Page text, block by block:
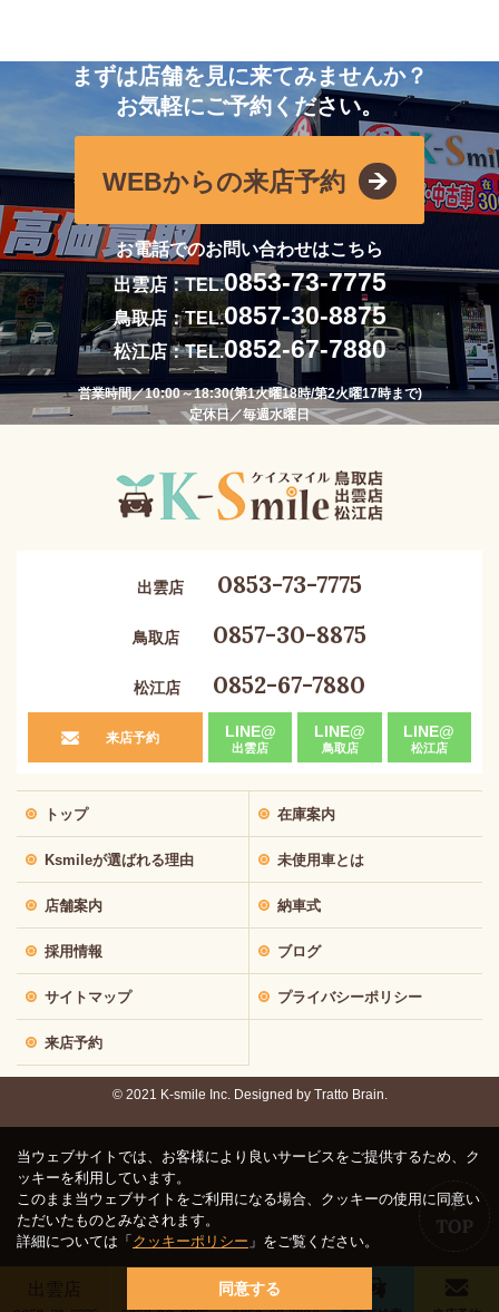
まずは店舗を見に来てみませんか？
お気軽にご予約ください。
WEBからの来店予約
お電話でのお問い合わせはこちら
出雲店：TEL.0853-73-7775
鳥取店：TEL.0857-30-8875
松江店：TEL.0852-67-7880
営業時間／10:00～18:30(第1火曜18時/第2火曜17時まで)
定休日／毎週水曜日
出雲店 松江店
出雲店 0853-73-7775
鳥取店 0857-30-8875
松江店 0852-67-7880
来店予約 LINE@
出雲店
LINE@
鳥取店
LINE@
松江店
トップ 在庫案内
Ksmileが選ばれる理由 未使用車とは
店舗案内 納車式
採用情報 ブログ
サイトマップ プライバシーポリシー
来店予約
© 2021 K-smile Inc. Designed by Tratto Brain.
当ウェブサイトでは、お客様により良いサービスをご提供するため、ク
ッキーを利用しています。
このまま当ウェブサイトをご利用になる場合、クッキーの使用に同意い
ただいたものとみなされます。
詳細については「クッキーポリシー 」をご覧ください。
同意する